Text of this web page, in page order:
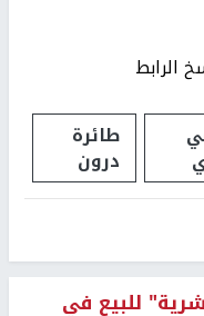
الرابط
طائرة
درون
للبيع في